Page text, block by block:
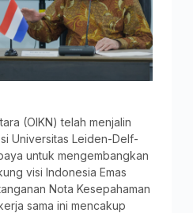
(OIKN) telah menjalin
Universitas Leiden-Delf-
untuk mengembangkan
visi Indonesia Emas
Nota Kesepahaman
sama ini mencakup